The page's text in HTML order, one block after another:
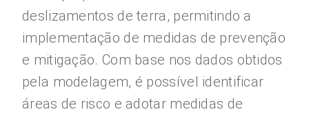
deslizamentos de terra, permitindo a
implementação de medidas de prevenção
e mitigação. Com base nos dados obtidos
pela modelagem, é possível identificar
áreas de risco e adotar medidas de